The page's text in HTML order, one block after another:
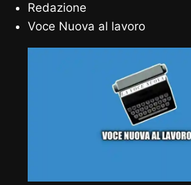
Redazione
Voce Nuova al lavoro